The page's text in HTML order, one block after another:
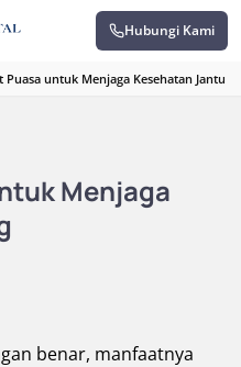
Hubungi Kami
Puasa untuk Menjaga Kesehatan Jantung
Menjaga
benar, manfaatnya